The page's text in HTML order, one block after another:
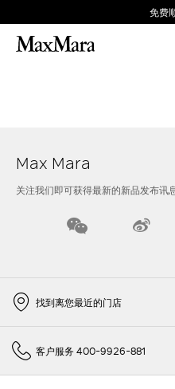
免费
Max Mara
关注我们即可获得最新的新品发布讯
找到离您最近的门店
客户服务 400-9926-881